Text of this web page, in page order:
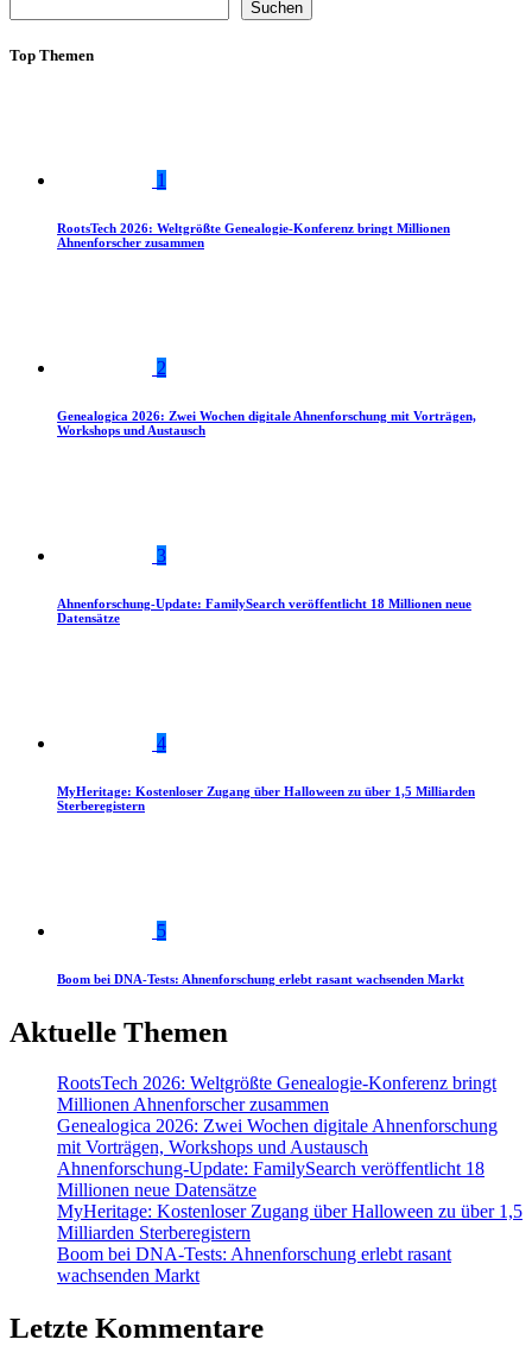
Suchen
Top Themen
1
RootsTech 2026: Weltgrößte Genealogie-Konferenz bringt Millionen
Ahnenforscher zusammen
2
Genealogica 2026: Zwei Wochen digitale Ahnenforschung mit Vorträgen,
Workshops und Austausch
3
Ahnenforschung-Update: FamilySearch veröffentlicht 18 Millionen neue
Datensätze
4
MyHeritage: Kostenloser Zugang über Halloween zu über 1,5 Milliarden
Sterberegistern
5
Boom bei DNA-Tests: Ahnenforschung erlebt rasant wachsenden Markt
Aktuelle Themen
RootsTech 2026: Weltgrößte Genealogie-Konferenz bringt
Millionen Ahnenforscher zusammen
Genealogica 2026: Zwei Wochen digitale Ahnenforschung
mit Vorträgen, Workshops und Austausch
Ahnenforschung-Update: FamilySearch veröffentlicht 18
Millionen neue Datensätze
MyHeritage: Kostenloser Zugang über Halloween zu über 1,5
Milliarden Sterberegistern
Boom bei DNA-Tests: Ahnenforschung erlebt rasant
wachsenden Markt
Letzte Kommentare